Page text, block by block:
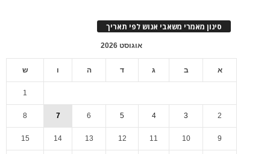
סינון מאמרי משאבי אנוש לפי תאריך
אוגוסט 2026
א ב ג ד ה ו ש
1
2
3
4
5
6
7
8
9
10
11
12
13
14
15